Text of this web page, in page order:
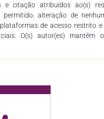
e citação atribuídos ao(s)
alteração de
de acesso restrito
O(s) autor(es) mantêm